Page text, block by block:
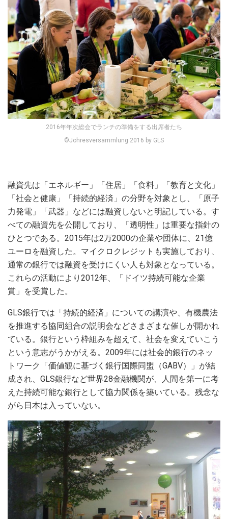
2016年年次総会でランチの準備をする出席者たち
©Johresversammlung 2016 by GLS
融資先は「エネルギー」「住居」「食料」「教育と文化」
「社会と健康」「持続的経済」の分野を対象とし、「原子
力発電」「武器」などには融資しないと明記している。す
べての融資先を公開しており、「透明性」は重要な指針の
ひとつである。2015年は2万2000の企業や団体に、21億
ユーロを融資した。マイクロクレジットも実施しており、
通常の銀行では融資を受けにくい人も対象となっている。
これらの活動により2012年、「ドイツ持続可能な企業
賞」を受賞した。
GLS銀行では「持続的経済」についての講演や、有機農法
を推進する協同組合の説明会などさまざまな催しが開かれ
ている。銀行という枠組みを超えて、社会を変えていこう
という意志がうかがえる。2009年には社会的銀行のネッ
トワーク「価値観に基づく銀行国際同盟（GABV）」が結
成され、GLS銀行など世界28金融機関が、人間を第一に考
えた持続可能な銀行として協力関係を築いている。残念な
がら日本は入っていない。